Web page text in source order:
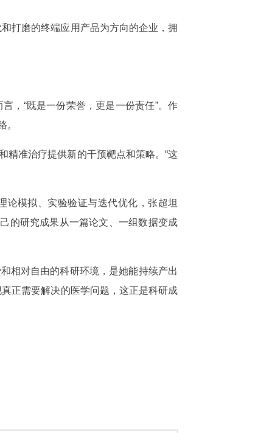
打磨的终端应用产品为方向的企业，拥
，“既是一份荣誉，更是一份责任”。作
。
精准治疗提供新的干预靶点和策略。“这
论模拟、实验验证与迭代优化，张超坦
的研究成果从一篇论文、一组数据变成
相对自由的科研环境，是她能持续产出
正需要解决的医学问题，这正是科研成